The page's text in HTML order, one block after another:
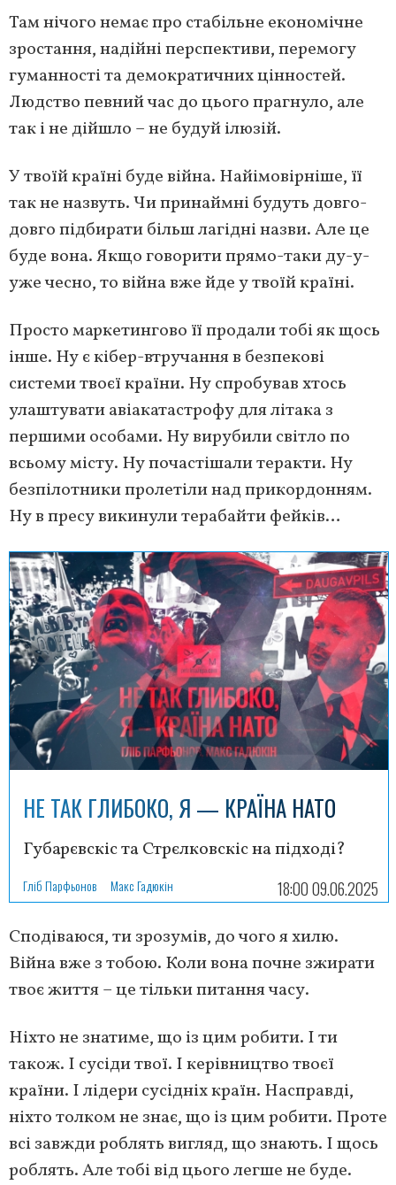
Там нічого немає про стабільне економічне
зростання, надійні перспективи, перемогу
гуманності та демократичних цінностей.
Людство певний час до цього прагнуло, але
так і не дійшло – не будуй ілюзій.
У твоїй країні буде війна. Найімовірніше, її
так не назвуть. Чи принаймні будуть довго-
довго підбирати більш лагідні назви. Але це
буде вона. Якщо говорити прямо-таки ду-у-
уже чесно, то війна вже йде у твоїй країні.
Просто маркетингово її продали тобі як щось
інше. Ну є кібер-втручання в безпекові
системи твоєї країни. Ну спробував хтось
улаштувати авіакатастрофу для літака з
першими особами. Ну вирубили світло по
всьому місту. Ну почастішали теракти. Ну
безпілотники пролетіли над прикордонням.
Ну в пресу викинули терабайти фейків…
НЕ ТАК ГЛИБОКО, Я — КРАЇНА НАТО
Губарєвскіс та Стрєлковскіс на підході?
Гліб Парфьонов Макс Гадюкін 18:00 09.06.2025
Сподіваюся, ти зрозумів, до чого я хилю.
Війна вже з тобою. Коли вона почне зжирати
твоє життя – це тільки питання часу.
Ніхто не знатиме, що із цим робити. І ти
також. І сусіди твої. І керівництво твоєї
країни. І лідери сусідніх країн. Насправді,
ніхто толком не знає, що із цим робити. Проте
всі завжди роблять вигляд, що знають. І щось
роблять. Але тобі від цього легше не буде.